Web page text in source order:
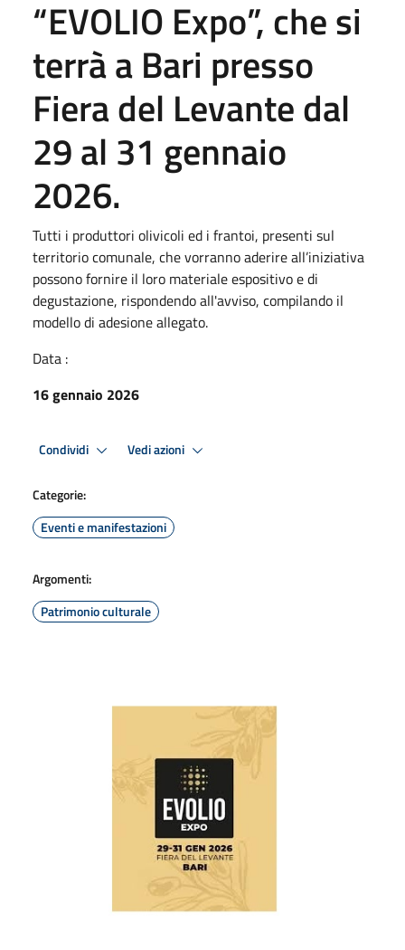
“EVOLIO Expo”, che si
terrà a Bari presso
Fiera del Levante dal
29 al 31 gennaio
2026.
Tutti i produttori olivicoli ed i frantoi, presenti sul
territorio comunale, che vorranno aderire all’iniziativa
possono fornire il loro materiale espositivo e di
degustazione, rispondendo all'avviso, compilando il
modello di adesione allegato.
Data :
16 gennaio 2026
Condividi Vedi azioni
Categorie:
Eventi e manifestazioni
Argomenti:
Patrimonio culturale